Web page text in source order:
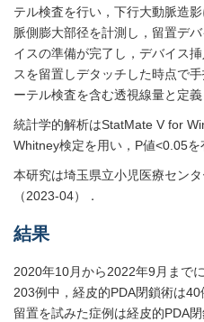
テル検査を行い，下行大動脈造
脈側膨大部径を計測し，留置デ
イスの準備が完了し，デバイス
スを留置しデタッチした時点で
ーテル検査を含む透視線量と定義
統計学的解析はStatMate V for
Whitney検定を用い，P値<0.05を
本研究は埼玉県立小児医療セン
（2023-04）．
結果
2020年10月から2022年9月まで
203例中，経皮的PDA閉鎖術は
留置を試みた症例は経皮的PDA